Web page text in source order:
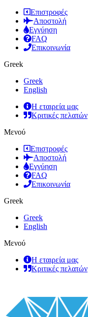
Επιστροφές
Αποστολή
Εγγύηση
FAQ
Επικοινωνία
Greek
Greek
English
Η εταιρεία μας
Κριτικές πελατών
Μενού
Επιστροφές
Αποστολή
Εγγύηση
FAQ
Επικοινωνία
Greek
Greek
English
Μενού
Η εταιρεία μας
Κριτικές πελατών